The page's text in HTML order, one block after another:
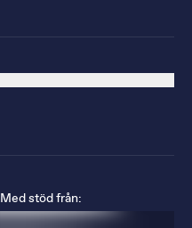
Med stöd från: